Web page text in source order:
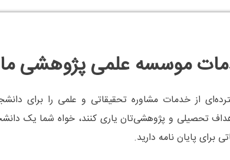
موسسه علمی پژوهشی
تحصیلی و پژوهشی‌تان یاری کنند، خواه شما یک
برای پایان نامه دارید.